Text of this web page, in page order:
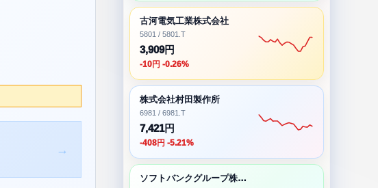
→
古河電気工業株式会社
5801 / 5801.T
3,909円
-10円 -0.26%
株式会社村田製作所
6981 / 6981.T
7,421円
-408円 -5.21%
ソフトバンクグループ株式会社